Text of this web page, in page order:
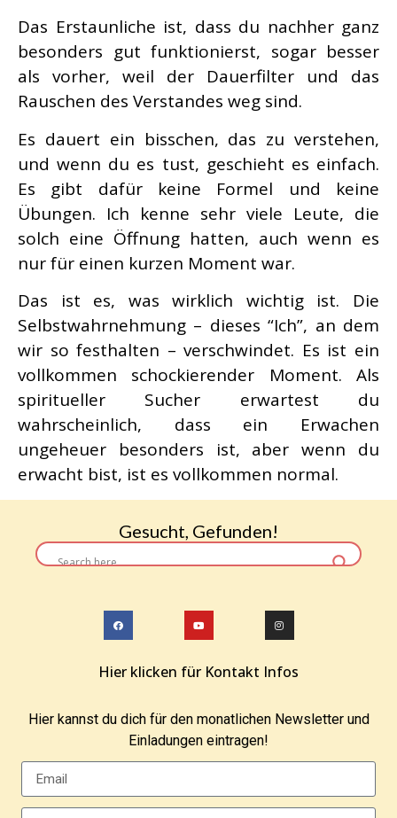
Das Erstaunliche ist, dass du nachher ganz
besonders gut funktionierst, sogar besser
als vorher, weil der Dauerfilter und das
Rauschen des Verstandes weg sind.
Es dauert ein bisschen, das zu verstehen,
und wenn du es tust, geschieht es einfach.
Es gibt dafür keine Formel und keine
Übungen. Ich kenne sehr viele Leute, die
solch eine Öffnung hatten, auch wenn es
nur für einen kurzen Moment war.
Das ist es, was wirklich wichtig ist. Die
Selbstwahrnehmung – dieses “Ich”, an dem
wir so festhalten – verschwindet. Es ist ein
vollkommen schockierender Moment. Als
spiritueller Sucher erwartest du
wahrscheinlich, dass ein Erwachen
ungeheuer besonders ist, aber wenn du
erwacht bist, ist es vollkommen normal.
Gesucht, Gefunden!
Hier klicken für Kontakt Infos
Hier kannst du dich für den monatlichen Newsletter und
Einladungen eintragen!